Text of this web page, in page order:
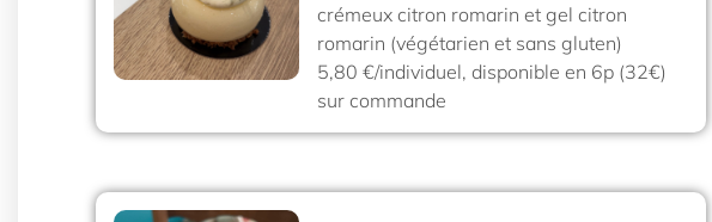
crémeux citron romarin et gel citron
romarin (végétarien et sans gluten)
5,80 €/individuel, disponible en 6p (32€)
sur commande